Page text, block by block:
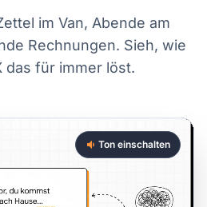
im Van, Abende am
Rechnungen. Sieh, wie
das für immer löst.
Ton einschalten